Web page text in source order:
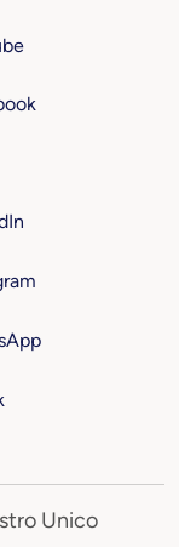
Unico